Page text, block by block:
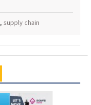
, supply chain